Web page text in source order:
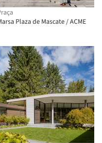
Plaza de Mascate / ACME